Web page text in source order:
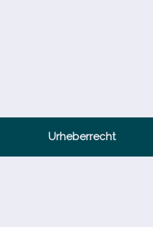
Urheberrecht